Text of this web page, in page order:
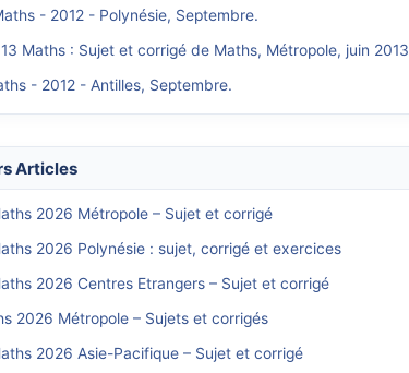
- 2012 - Polynésie, Septembre.
Maths : Sujet et corrigé de Maths, Métropole, juin 2013
- 2012 - Antilles, Septembre.
Articles
2026 Métropole – Sujet et corrigé
2026 Polynésie : sujet, corrigé et exercices
2026 Centres Etrangers – Sujet et corrigé
2026 Métropole – Sujets et corrigés
2026 Asie-Pacifique – Sujet et corrigé